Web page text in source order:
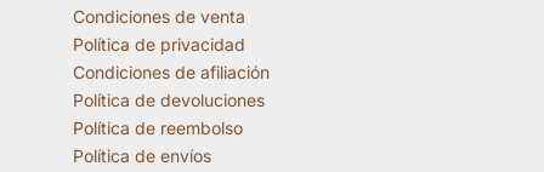
Condiciones de venta
Política de privacidad
Condiciones de afiliación
Política de devoluciones
Política de reembolso
Política de envíos